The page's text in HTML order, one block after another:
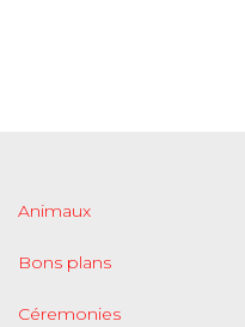
Animaux
Bons plans
Céremonies